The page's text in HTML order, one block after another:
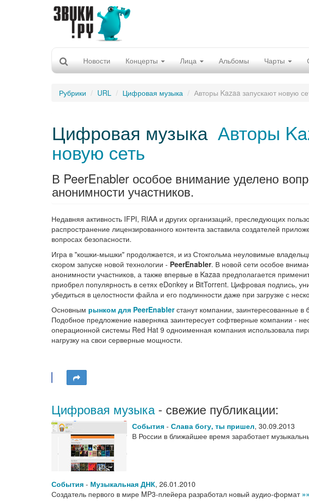
Новости Концерты Лица Альбомы Чарты
Рубрики URL Цифровая музыка Авторы Kazaa запускают новую
Цифровая музыка Авторы
новую сеть
В PeerEnabler особое внимание уделено
анонимности участников.
Недавняя активность IFPI, RIAA и других организаций, преследующих
распространение лицензированного контента заставила создателей
вопросах безопасности.
Игра в "кошки-мышки" продолжается, и из Стокгольма неуловимые
скором запуске новой технологии - PeerEnabler. В новой сети особое
анонимности участников, а также впервые в Kazaa предполагается
приобрел популярность в сетях eDonkey и BitTorrent. Цифровая подпись,
убедиться в целостности файла и его подлинности даже при загрузке с
Основным рынком для PeerEnablerстанут компании, заинтересованные в
Подобное предложение наверняка заинтересует софтверные компании -
операционной системы Red Hat 9 одноименная компания использовала
нагрузку на свои серверные мощности.
Цифровая музыка- свежие публикации:
События - Слава богу, ты пришел, 30.09.2013
В России в ближайшее время заработает
События - Музыкальная ДНК, 26.01.2010
Создатель первого в мире MP3-плейера разработал новый аудио-формат »»